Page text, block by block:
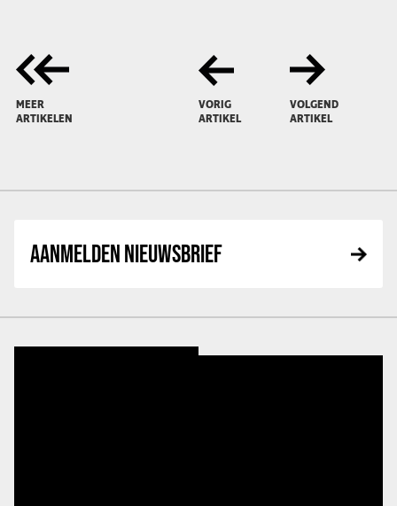
MEER
ARTIKELEN
VORIG
ARTIKEL
VOLGEND
ARTIKEL
AANMELDEN NIEUWSBRIEF